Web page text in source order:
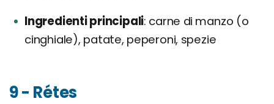
Ingredienti principali carne di manzo (o
cinghiale), patate, peperoni, spezie
9 - Rétes